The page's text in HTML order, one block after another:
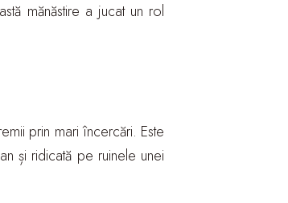
mănăstire a jucat un rol
prin mari încercări. Este
și ridicată pe ruinele unei